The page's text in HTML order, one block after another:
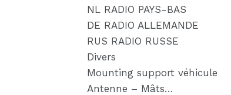
NL RADIO PAYS-BAS
DE RADIO ALLEMANDE
RUS RADIO RUSSE
Divers
Mounting support véhicule
Antenne – Mâts…